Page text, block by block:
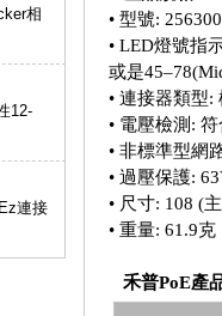
• 型號: 256300
• LED燈號指
或是
• 連接器類型
• 電壓檢測:
• 非標準型網
• 過壓保護:
• 尺寸: 108 (
• 重量: 61.9克
禾普PoE產
相
12-
連接